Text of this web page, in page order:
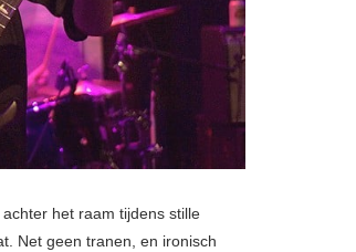
het raam tijdens stille
Net geen tranen, en ironisch